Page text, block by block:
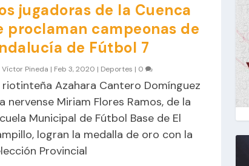
jugadoras de la Cuenca
proclaman campeonas de
de Fútbol 7
Víctor Pineda | Feb 3, 2020 | Deportes | 0
riotinteña Azahara Cantero Domínguez
nervense Miriam Flores Ramos, de la
Municipal de Fútbol Base de El
logran la medalla de oro con la
Provincial